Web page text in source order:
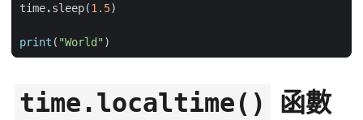
time.sleep(1.5)
print ( "World")
time.localtime() 函數